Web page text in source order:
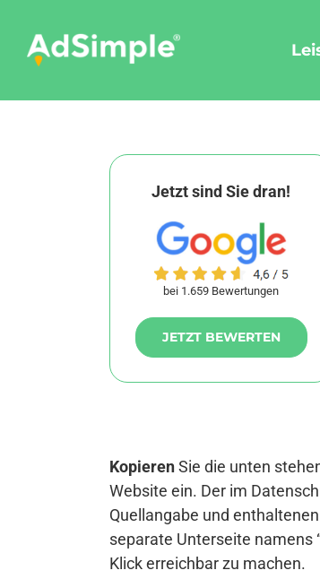
content
Jetzt sind Sie dran!
bei 1.659 Bewertungen
JETZT BEWERTEN
KopierenSie die unten
Website ein. Der im
Quellangabe und
separate Unterseite namens
Klick erreichbar zu machen.